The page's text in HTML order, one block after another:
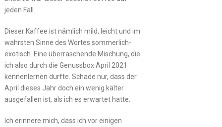
jeden Fall.
Dieser Kaffee ist nämlich mild, leicht und im
wahrsten Sinne des Wortes sommerlich-
exotisch. Eine überraschende Mischung, die
ich also durch die Genussbox April 2021
kennenlernen durfte. Schade nur, dass der
April dieses Jahr doch ein wenig kälter
ausgefallen ist, als ich es erwartet hatte.
Ich erinnere mich, dass ich vor einigen